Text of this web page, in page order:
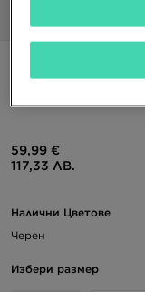
59,99 €
117,33 ЛВ.
Налични Цветове
Черен
Избери размер